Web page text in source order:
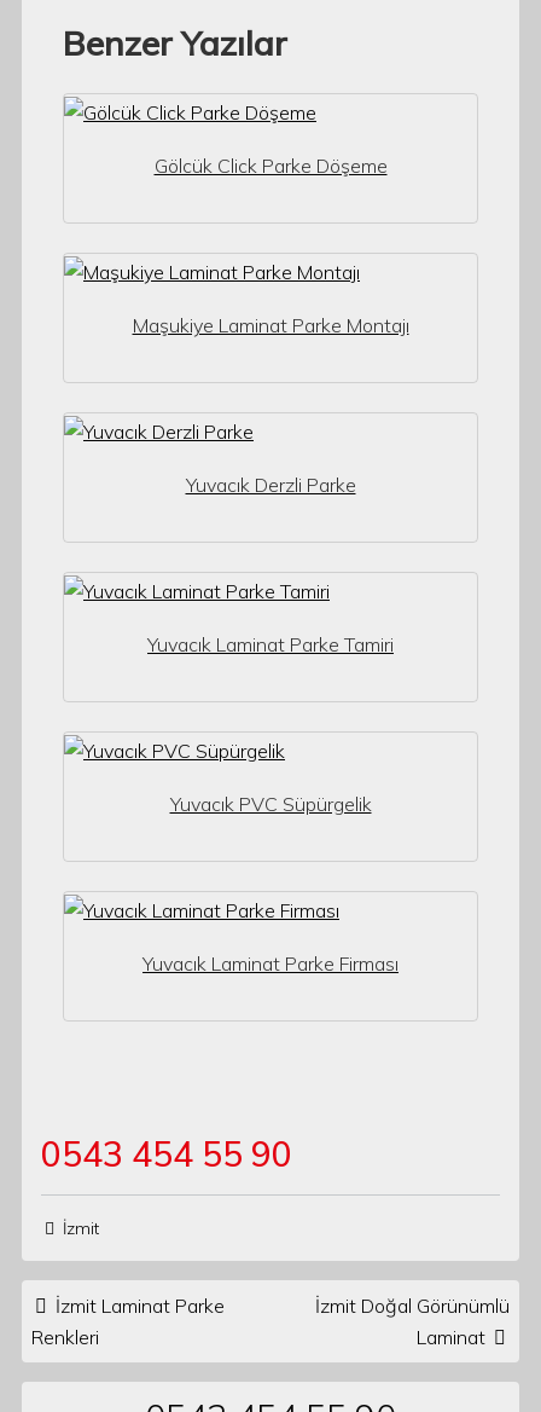
Benzer Yazılar
Gölcük Click Parke Döşeme
Maşukiye Laminat Parke Montajı
Yuvacık Derzli Parke
Yuvacık Laminat Parke Tamiri
Yuvacık PVC Süpürgelik
Yuvacık Laminat Parke Firması
0543 454 55 90
İzmit
Post navigation
İzmit Laminat Parke
Renkleri
İzmit Doğal Görünümlü
Laminat